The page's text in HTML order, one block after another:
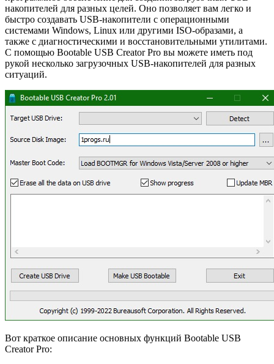
накопителей для разных целей. Оно позволяет вам легко и
быстро создавать USB-накопители с операционными
системами Windows, Linux или другими ISO-образами, а
также с диагностическими и восстановительными утилитами.
С помощью Bootable USB Creator Pro вы можете иметь под
рукой несколько загрузочных USB-накопителей для разных
ситуаций.
Вот краткое описание основных функций Bootable USB
Creator Pro: